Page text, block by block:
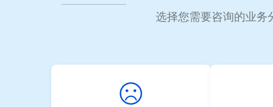
选择您需要咨询的业务